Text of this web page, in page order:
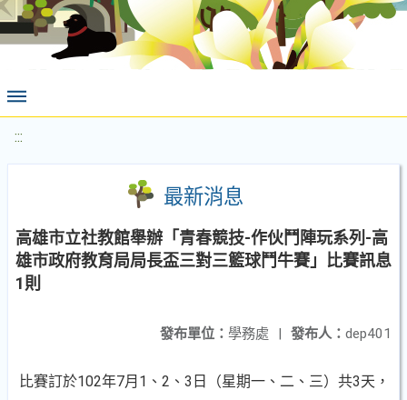
:::
最新消息
高雄市立社教館舉辦「青春競技-作伙鬥陣玩系列-高
雄市政府教育局局長盃三對三籃球鬥牛賽」比賽訊息
1則
發布人： dep401
發布單位： 學務處 |
比賽訂於102年7月1、2、3日（星期一、二、三）共3天，